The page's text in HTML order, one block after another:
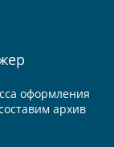
оформления
архив